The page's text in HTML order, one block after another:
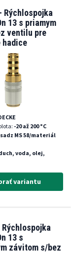
Rýchlospojka
13 s priamym
ventilu pre
hadice
-20 až 200 °C
MS 58/materiál
voda, olej,
variantu
Rýchlospojka
13 s
závitom s/bez